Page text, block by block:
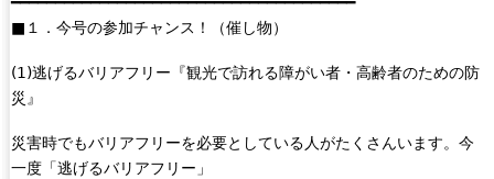
■１．今号の参加チャンス！（催し物）
(1)逃げるバリアフリー『観光で訪れる障がい者・高齢者のための防
災』
災害時でもバリアフリーを必要としている人がたくさんいます。今
一度「逃げるバリアフリー」